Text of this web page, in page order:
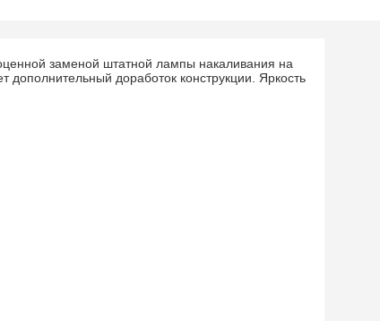
заменой штатной лампы накаливания на
доработок конструкции. Яркость